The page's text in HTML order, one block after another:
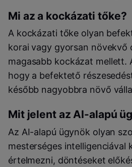
Mi az a kockázati tőke?
A kockázati tőke olyan
korai vagy gyorsan növekvő
magasabb kockázat mellett.
hogy a befektető
később nagyobbra növő
Mit jelent az AI-alapú
Az AI-alapú ügynök olyan
mesterséges intelligenciával
értelmezni, döntéseket